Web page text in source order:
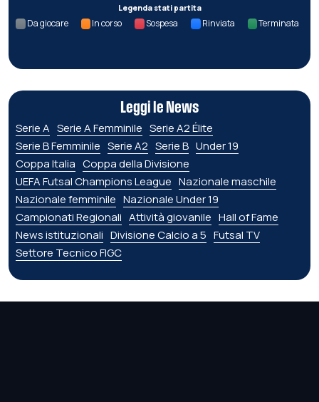
Legenda stati partita
Da giocare In corso Sospesa Rinviata Terminata
Leggi le News
Serie A Serie A Femminile Serie A2 Élite
Serie B Femminile Serie A2 Serie B Under 19
Coppa Italia Coppa della Divisione
UEFA Futsal Champions League Nazionale maschile
Nazionale femminile Nazionale Under 19
Campionati Regionali Attività giovanile Hall of Fame
News istituzionali Divisione Calcio a 5 Futsal TV
Settore Tecnico FIGC